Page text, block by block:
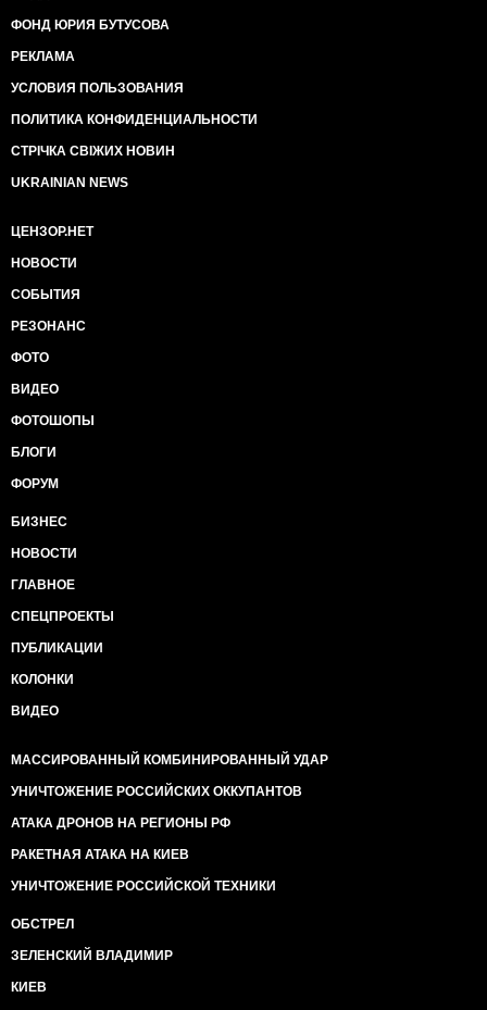
ФОНД ЮРИЯ БУТУСОВА
РЕКЛАМА
УСЛОВИЯ ПОЛЬЗОВАНИЯ
ПОЛИТИКА КОНФИДЕНЦИАЛЬНОСТИ
СТРІЧКА СВІЖИХ НОВИН
UKRAINIAN NEWS
ЦЕНЗОР.НЕТ
НОВОСТИ
СОБЫТИЯ
РЕЗОНАНС
ФОТО
ВИДЕО
ФОТОШОПЫ
БЛОГИ
ФОРУМ
БИЗНЕС
НОВОСТИ
ГЛАВНОЕ
СПЕЦПРОЕКТЫ
ПУБЛИКАЦИИ
КОЛОНКИ
ВИДЕО
МАССИРОВАННЫЙ КОМБИНИРОВАННЫЙ УДАР
УНИЧТОЖЕНИЕ РОССИЙСКИХ ОККУПАНТОВ
АТАКА ДРОНОВ НА РЕГИОНЫ РФ
РАКЕТНАЯ АТАКА НА КИЕВ
УНИЧТОЖЕНИЕ РОССИЙСКОЙ ТЕХНИКИ
ОБСТРЕЛ
ЗЕЛЕНСКИЙ ВЛАДИМИР
КИЕВ